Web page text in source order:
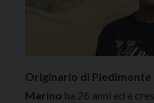
Originario di Piedimonte
Marino ha 26 anni ed è